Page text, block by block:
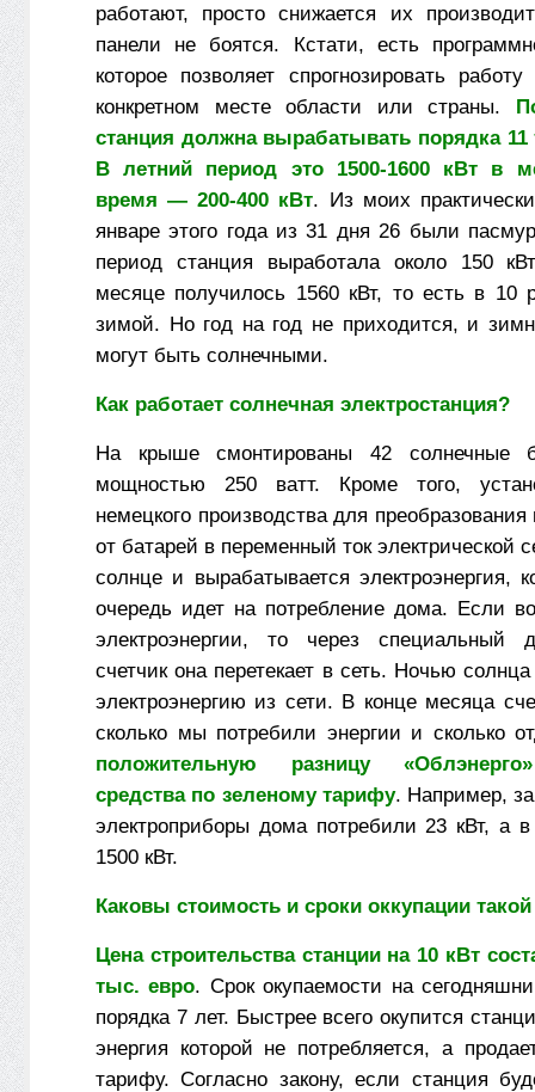
работают, просто снижается их
панели не боятся. Кстати, есть
которое позволяет спрогнозировать
конкретном месте области или страны.
станция должна вырабатывать порядка 11
В летний период это 1500-1600 кВт в
время — 200-400 кВт. Из моих
январе этого года из 31 дня 26 были
период станция выработала около 150
месяце получилось 1560 кВт, то есть в 10
зимой. Но год на год не приходится, и
могут быть солнечными.
Как работает солнечная электростанция?
На крыше смонтированы 42 солнечные
мощностью 250 ватт. Кроме того,
немецкого производства для преобразования
от батарей в переменный ток электрической
солнце и вырабатывается электроэнергия,
очередь идет на потребление дома. Если
электроэнергии, то через специальный
счетчик она перетекает в сеть. Ночью
электроэнергию из сети. В конце месяца
сколько мы потребили энергии и сколько
положительную разницу
средства по зеленому тарифу. Например,
электроприборы дома потребили 23 кВт, а
1500 кВт.
Каковы стоимость и сроки оккупации
Цена строительства станции на 10 кВт
тыс. евро. Срок окупаемости на
порядка 7 лет. Быстрее всего окупится
энергия которой не потребляется, а
тарифу. Согласно закону, если станция